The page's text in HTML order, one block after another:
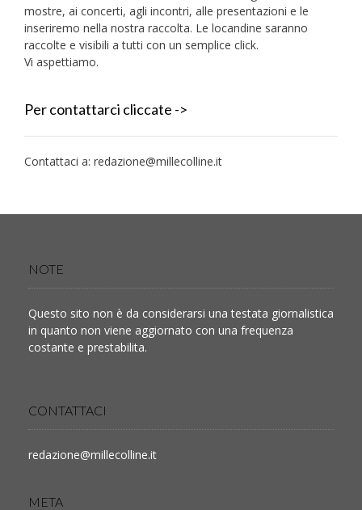
mostre, ai concerti, agli incontri, alle presentazioni e le
inseriremo nella nostra raccolta. Le locandine saranno
raccolte e visibili a tutti con un semplice click.
Vi aspettiamo.
Per contattarci cliccate ->
Contattaci a: redazione@millecolline.it
NOTE
Questo sito non è da considerarsi una testata giornalistica
in quanto non viene aggiornato con una frequenza
costante e prestabilita.
CONTATTACI
redazione@millecolline.it
META